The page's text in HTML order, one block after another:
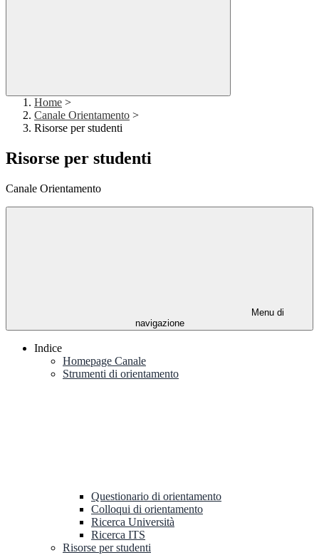
Home >
Canale Orientamento >
Risorse per studenti
Risorse per studenti
Canale Orientamento
Menu di
navigazione
Indice
Homepage Canale
Strumenti di orientamento
Questionario di orientamento
Colloqui di orientamento
Ricerca Università
Ricerca ITS
Risorse per studenti